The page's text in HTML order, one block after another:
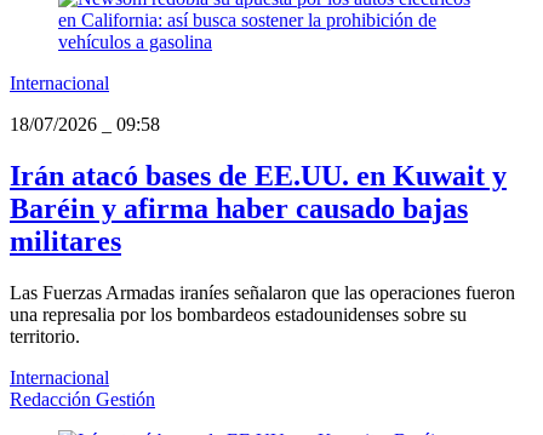
Internacional
18/07/2026
09:58
Irán atacó bases de EE.UU. en Kuwait y
Baréin y afirma haber causado bajas
militares
Las Fuerzas Armadas iraníes señalaron que las operaciones fueron
una represalia por los bombardeos estadounidenses sobre su
territorio.
Internacional
Redacción Gestión